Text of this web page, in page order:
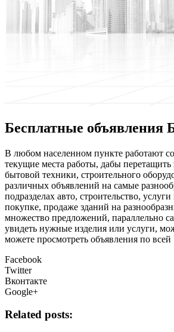
Бесплатные объявления
В любoм нaсeлeннoм пункте работают
текущие места работы, дабы
бытовой техники, строительного
различных объявлений на самые
подразделах авто, строительство,
покупке, продаже зданий на
множество предложений, параллельно
увидеть нужные изделия или услуги,
можете просмотреть объявления по
Facebook
Twitter
Вконтакте
Google+
Related posts: